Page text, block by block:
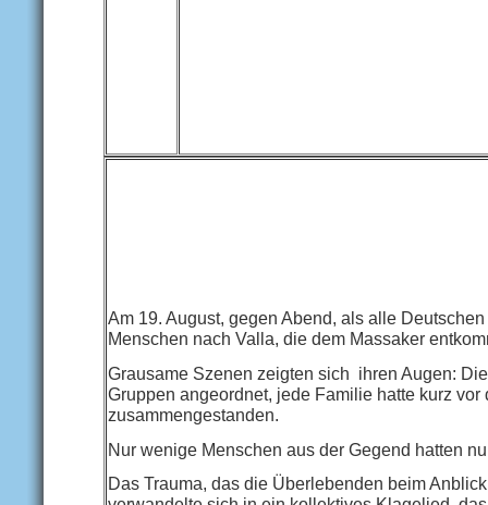
Am 19. August, gegen Abend, als alle
Menschen nach Valla, die dem Massaker
Grausame Szenen zeigten sich ihren Augen:
Gruppen angeordnet, jede Familie hatte kurz
zusammengestanden.
Nur wenige Menschen aus der Gegend hatten
Das Trauma, das die Überlebenden beim